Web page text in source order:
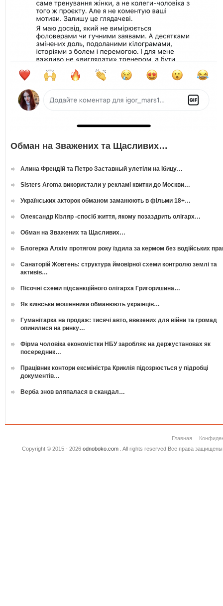
Обман на Зважених та Щасливих…
Алина Френдій та Петро Заставный улетіли на Ібицу…
Sisters Aroma використали у рекламі квитки до Москви…
Українських акторок обманом заманюють в фільми 18+…
Олександр Кізляр -спосіб життя, якому позаздрить олігарх…
Обман на Зважених та Щасливих…
Блогерка Алхім протягом року їздила за кермом без водійських
Санаторій Жовтень: структура ймовірної схеми контролю землі та
активів…
Пісочні схеми підсанкційного олігарха Григоришина…
Як київськи мошенники обманюють українців…
Гуманітарка на продаж: тисячі авто, ввезених для війни та громад
опинилися на ринку…
Фірма чоловіка економістки НБУ заробляє на держустановах як
посередник…
Працівник контори ексміністра Криклія підозрюється у підробці
документів…
Верба знов вляпалася в скандал…
Главная
Copyright © 2015 - 2026 odnoboko.com. All rights reserved.Все права защищены.